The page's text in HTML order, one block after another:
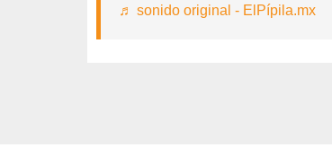
♬ sonido original - ElPípila.mx